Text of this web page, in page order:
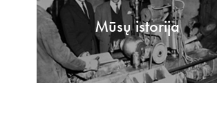
Mūsų istorija